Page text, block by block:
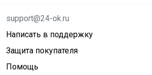
support@24-ok.ru
Написать в поддержку
Защита покупателя
Помощь